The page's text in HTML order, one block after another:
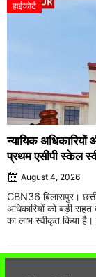
हाईकोर्ट
न्यायिक अधिकारियों
प्रथम एसीपी स्केल
August 4, 2026
CBN36 बिलासपुर।
अधिकारियों को बड़ी
का लाभ स्वीकृत किया है।